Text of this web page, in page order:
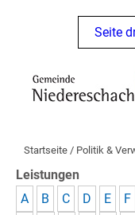
Seite
Startseite / Politik &
Leistungen
A
B C D E F